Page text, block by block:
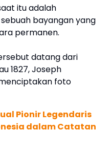
itu adalah
bayangan yang
permanen.
datang dari
1827, Joseph
foto
Pionir Legendaris
dalam Catatan